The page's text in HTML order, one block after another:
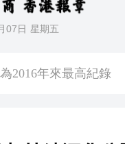
07日 星期五
2016年來最高紀錄